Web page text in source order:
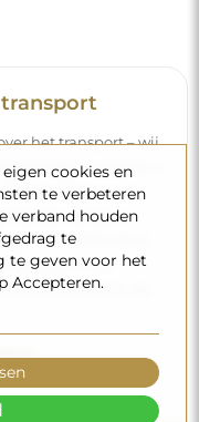
het transport – wij
besteld veilig bij u
beschikken over
daarom
in perfecte staat
Zelfs als u een
kunt u rekenen op
cookies en
te verbeteren
verband houden
te
te geven voor het
Accepteren.